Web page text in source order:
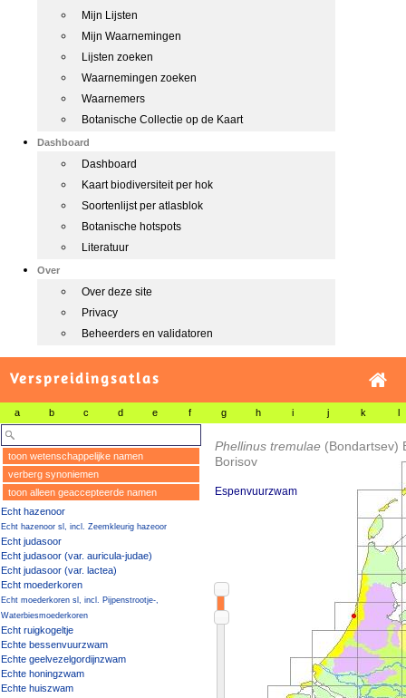
Mijn Lijsten
Mijn Waarnemingen
Lijsten zoeken
Waarnemingen zoeken
Waarnemers
Botanische Collectie op de Kaart
Dashboard
Dashboard
Kaart biodiversiteit per hok
Soortenlijst per atlasblok
Botanische hotspots
Literatuur
Over
Over deze site
Privacy
Beheerders en validatoren
Verspreidingsatlas
a b c d e f g h i j k l
toon wetenschappelijke namen
verberg synoniemen
toon alleen geaccepteerde namen
Echt hazenoor
Echt hazenoor sl, incl. Zeemkleurig hazeoor
Echt judasoor
Echt judasoor (var. auricula-judae)
Echt judasoor (var. lactea)
Echt moederkoren
Echt moederkoren sl, incl. Pijpenstrootje-,
Waterbiesmoederkoren
Echt ruigkogeltje
Echte bessenvuurzwam
Echte geelvezelgordijnzwam
Echte honingzwam
Echte huiszwam
Phellinus tremulae (Bondartsev)
Borisov
Espenvuurzwam